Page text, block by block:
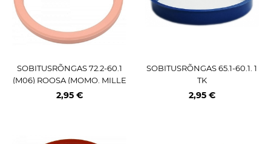
SOBITUSRÕNGAS 72.2-60.1
(M06) ROOSA (MOMO. MILLE
MIGLIA) 1TK
2,95 €
SOBITUSRÕNGAS 65.1-60.1. 1
TK
2,95 €